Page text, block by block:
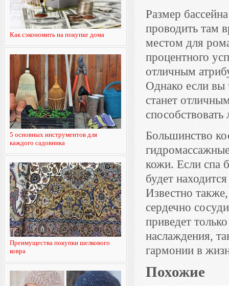
Как сэкономить на покупке дома
5 основных инструментов для
каждого садовника
Преимущества покупки шелкового
ковра
Размер
проводить там
местом для
процентного
отличным
Однако если вы
станет
Большинство
кожи. Если спа
будет
Известно
сердечно
приведет
наслаждения,
гармонии в
Похожие